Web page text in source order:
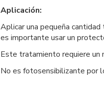
Aplicación:
Aplicar una pequeña
es importante usar un
Este tratamiento requiere un
No es fotosensibilizante por